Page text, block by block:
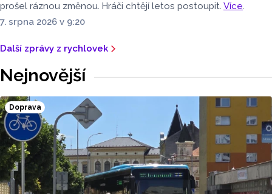
prošel ráznou změnou. Hráči chtějí letos postoupit. Více.
7. srpna 2026 v 9:20
Další zprávy z rychlovek
Nejnovější
Doprava